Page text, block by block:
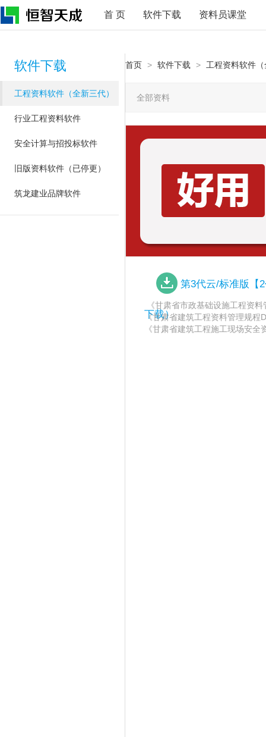
首 页 软件下载 资料员课堂
软件下载
工程资料软件（全新三代）
行业工程资料软件
安全计算与招投标软件
旧版资料软件（已停更）
筑龙建业品牌软件
首页 > 软件下载 > 工程资料软件
全部资料
第3代云/标准版【
下载）
《甘肃省市政基础设施工程资
《甘肃省建筑工程资料管理规
《甘肃省建筑工程施工现场安